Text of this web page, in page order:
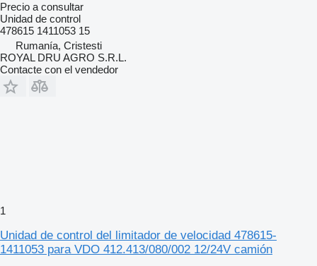
Precio a consultar
Unidad de control
478615 1411053 15
Rumanía, Cristesti
ROYAL DRU AGRO S.R.L.
Contacte con el vendedor
1
Unidad de control del limitador de velocidad 478615-
1411053 para VDO 412.413/080/002 12/24V camión